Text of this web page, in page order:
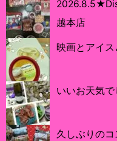
越本店
映画とアイス
いいお天気で
久しぶりのコ